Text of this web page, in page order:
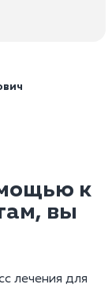
к
вы
лечения для